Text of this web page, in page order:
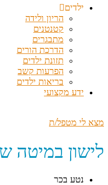
ילדים
הריון ולידה
קטנטנים
מתבגרים
הדרכת הורים
תזונת ילדים
הפרעות קשב
בריאות ילדים
ידע מקצועי
מצא לי מטפל/ת
לישון במיטה
נטע בכר